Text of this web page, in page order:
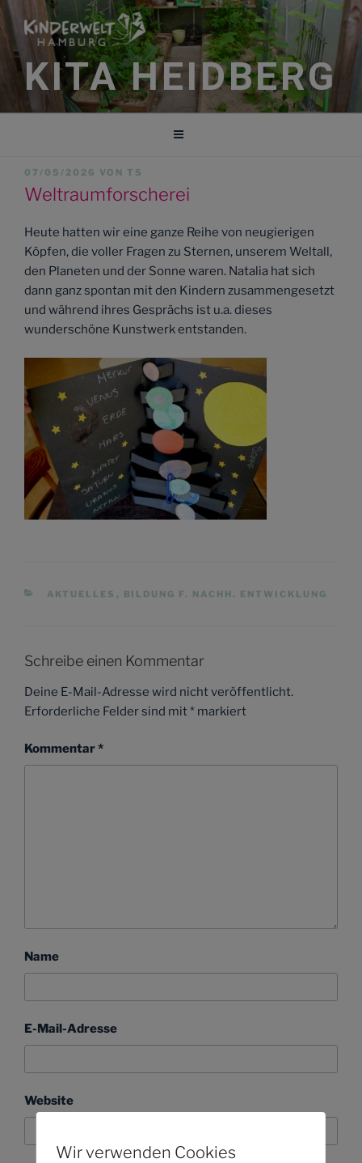
Zum
Inhalt
springen
KITA HEIDBERG
VERÖFFENTLICHT
AM
07/05/2026 VON TS
Weltraumforscherei
Heute hatten wir eine ganze Reihe von neugierigen
Köpfen, die voller Fragen zu Sternen, unserem Weltall,
den Planeten und der Sonne waren. Natalia hat sich
dann ganz spontan mit den Kindern zusammengesetzt
und während ihres Gesprächs ist u.a. dieses
wunderschöne Kunstwerk entstanden.
KATEGORIEN
AKTUELLES , BILDUNG F. NACHH. ENTWICKLUNG
Schreibe einen Kommentar
Deine E-Mail-Adresse wird nicht veröffentlicht.
Erforderliche Felder sind mit* markiert
Kommentar*
Name
E-Mail-Adresse
Website
Wir verwenden Cookies